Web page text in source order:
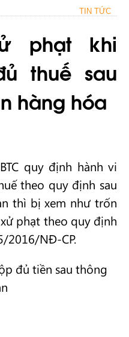
TIN TỨC
phạt khi
thuế sau
hàng hóa
quy định hành vi
theo quy định sau
thì bị xem như trốn
phạt theo quy định
2016/NĐ-CP.